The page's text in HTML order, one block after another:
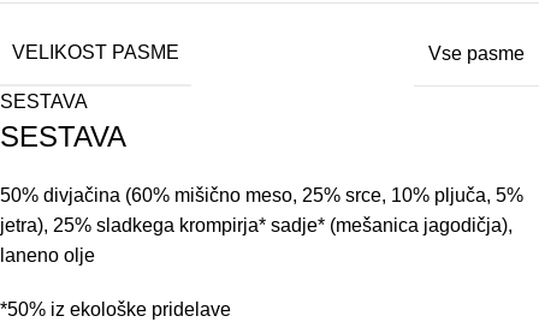
VELIKOST PASME Vse pasme
SESTAVA
SESTAVA
50% divjačina (60% mišično meso, 25% srce, 10% pljuča, 5%
jetra), 25% sladkega krompirja* sadje* (mešanica jagodičja),
laneno olje
*50% iz ekološke pridelave